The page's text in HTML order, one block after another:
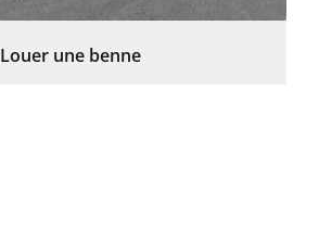
Louer une benne